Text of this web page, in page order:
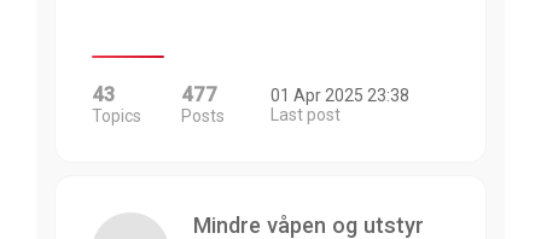
43
Topics
477
Posts
01 Apr 2025 23:38
Last post
Mindre våpen og utstyr